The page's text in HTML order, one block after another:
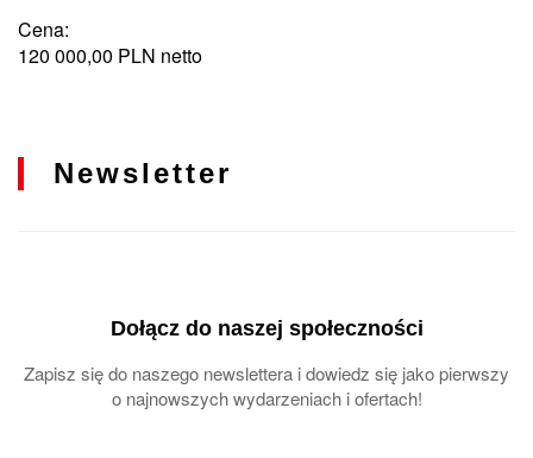
Cena:
120 000,00 PLN netto
Newsletter
Dołącz do naszej społeczności
Zapisz się do naszego newslettera i dowiedz się jako pierwszy
o najnowszych wydarzeniach i ofertach!